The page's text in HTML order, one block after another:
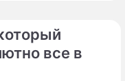
все в